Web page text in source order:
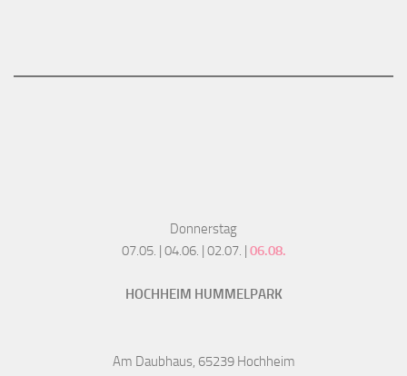
Donnerstag
07.05. | 04.06. | 02.07. | 06.08.
HOCHHEIM HUMMELPARK
Am Daubhaus, 65239 Hochheim